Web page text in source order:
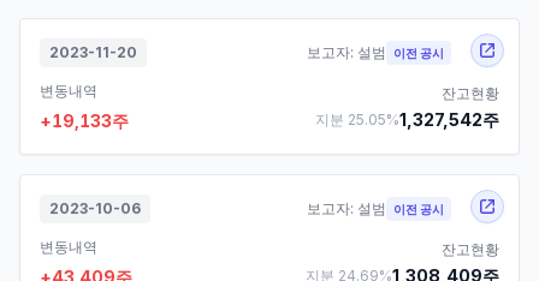
2023-11-20 보고자: 설범 이전 공시
변동내역
+19,133주
잔고현황
지분 25.05%1,327,542주
2023-10-06 보고자: 설범 이전 공시
변동내역
+43,409주
잔고현황
지분 24.69%1,308,409주